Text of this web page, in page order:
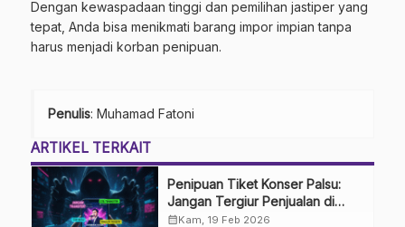
Dengan kewaspadaan tinggi dan pemilihan jastiper yang
tepat, Anda bisa menikmati barang impor impian tanpa
harus menjadi korban penipuan.
Penulis: Muhamad Fatoni
ARTIKEL TERKAIT
Penipuan Tiket Konser Palsu:
Jangan Tergiur Penjualan di
Media Sosial
calendar_monthKam, 19 Feb 2026